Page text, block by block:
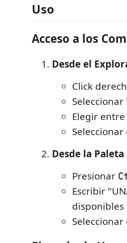
Uso
Acceso a los
Desde el
Click
Elegir
Desde la
Presionar
Escribir
disponibles